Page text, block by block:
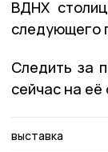
ВДНХ
следующего
Следить за
сейчас на
выставка